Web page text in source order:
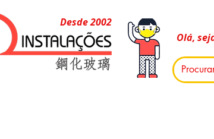
Desde 2002
Olá,